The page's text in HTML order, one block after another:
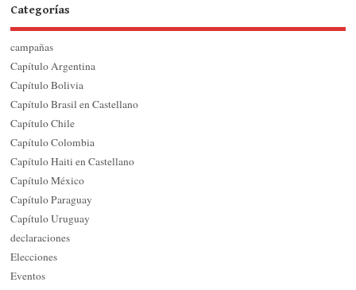
Categorías
campañas
Capítulo Argentina
Capítulo Bolivia
Capítulo Brasil en Castellano
Capítulo Chile
Capítulo Colombia
Capítulo Haiti en Castellano
Capítulo México
Capítulo Paraguay
Capítulo Uruguay
declaraciones
Elecciones
Eventos